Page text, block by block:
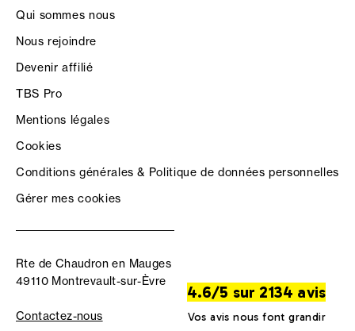
Qui sommes nous
Nous rejoindre
Devenir affilié
TBS Pro
Mentions légales
Cookies
Conditions générales & Politique de données personnelles
Gérer mes cookies
Rte de Chaudron en Mauges
49110 Montrevault-sur-Èvre
Contactez-nous
4.6/5 sur 2134 avis
Vos avis nous font grandir